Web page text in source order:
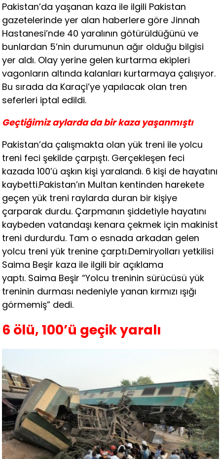
Pakistan’da yaşanan kaza ile ilgili Pakistan
gazetelerinde yer alan haberlere göre Jinnah
Hastanesi’nde 40 yaralının götürüldüğünü ve
bunlardan 5’nin durumunun ağır olduğu bilgisi
yer aldı. Olay yerine gelen kurtarma ekipleri
vagonların altında kalanları kurtarmaya çalışıyor.
Bu sırada da Karaçi’ye yapılacak olan tren
seferleri iptal edildi.
Geçtiğimiz aylarda da bir kaza yaşanmıştı
Pakistan’da çalışmakta olan yük treni ile yolcu
treni feci şekilde çarpıştı. Gerçekleşen feci
kazada 100’ü aşkın kişi yaralandı. 6 kişi de hayatını
kaybetti.Pakistan’ın Multan kentinden harekete
geçen yük treni raylarda duran bir kişiye
çarparak durdu. Çarpmanın şiddetiyle hayatını
kaybeden vatandaşı kenara çekmek için makinist
treni durdurdu. Tam o esnada arkadan gelen
yolcu treni yük trenine çarptı.Demiryolları yetkilisi
Saima Beşir kaza ile ilgili bir açıklama
yaptı. Saima Beşir “Yolcu treninin sürücüsü yük
treninin durması nedeniyle yanan kırmızı ışığı
görmemiş” dedi.
6 ölü, 100’ü geçik yaralı